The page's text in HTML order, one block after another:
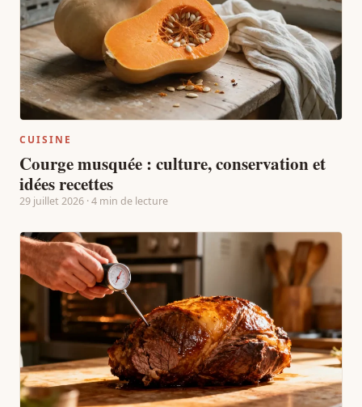
CUISINE
Courge musquée : culture, conservation et
idées recettes
29 juillet 2026 · 4 min de lecture